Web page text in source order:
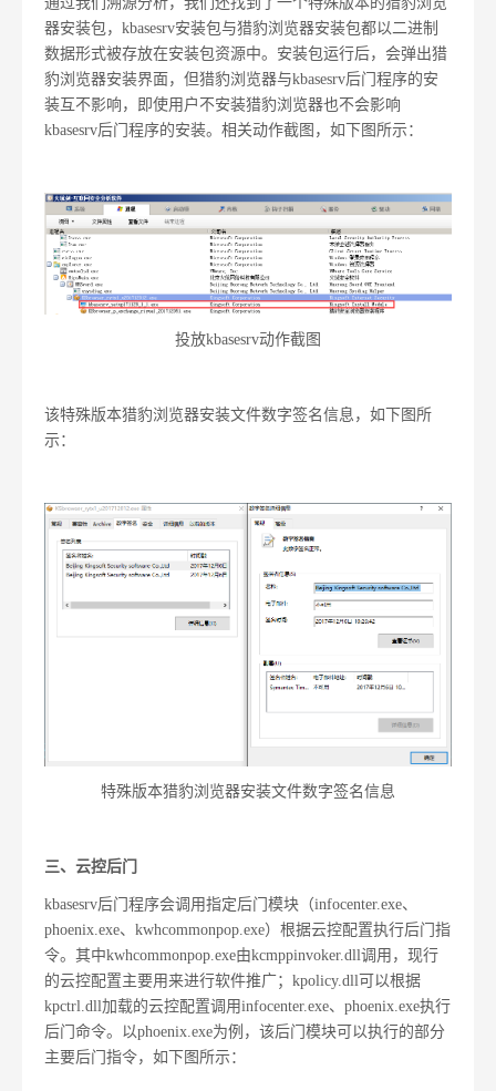
器安装包，kbasesrv安装包与猎豹浏览器安装包都以二进制
数据形式被存放在安装包资源中。安装包运行后，会弹出猎
豹浏览器安装界面，但猎豹浏览器与kbasesrv后门程序的安
装互不影响，即使用户不安装猎豹浏览器也不会影响
kbasesrv后门程序的安装。相关动作截图，如下图所示：
投放kbasesrv动作截图
该特殊版本猎豹浏览器安装文件数字签名信息，如下图所
示：
特殊版本猎豹浏览器安装文件数字签名信息
三、 云控后门
kbasesrv后门程序会调用指定后门模块（infocenter.exe、
phoenix.exe、kwhcommonpop.exe）根据云控配置执行后门指
令。其中kwhcommonpop.exe由kcmppinvoker.dll调用，现行
的云控配置主要用来进行软件推广；kpolicy.dll可以根据
kpctrl.dll加载的云控配置调用infocenter.exe、phoenix.exe执行
后门命令。以phoenix.exe为例，该后门模块可以执行的部分
主要后门指令，如下图所示：